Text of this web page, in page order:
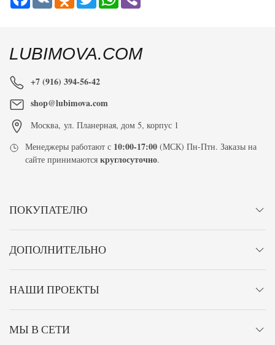
LUBIMOVA.COM
+7 (916) 394-56-42
shop@lubimova.com
Москва, ул. Планерная, дом 5, корпус 1
Менеджеры работают с 10:00-17:00 (МСК) Пн-Птн. Заказы на
сайте принимаютсякруглосуточно.
ПОКУПАТЕЛЮ
ДОПОЛНИТЕЛЬНО
НАШИ ПРОЕКТЫ
МЫ В СЕТИ